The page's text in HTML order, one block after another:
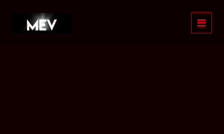
contenido
Tu carrito está vacío.